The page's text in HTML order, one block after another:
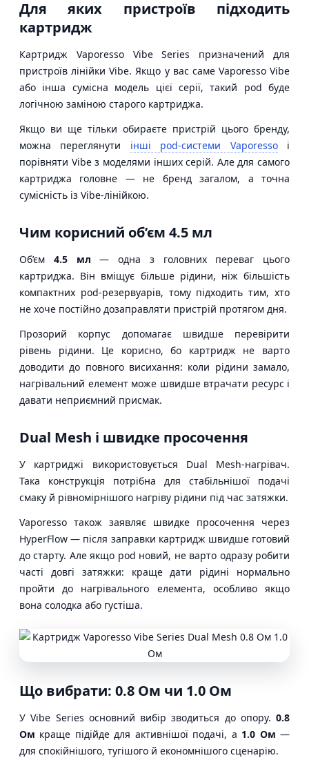
Для яких пристроїв підходить
картридж
Картридж Vaporesso Vibe Series призначений для
пристроїв лінійки Vibe. Якщо у вас саме Vaporesso Vibe
або інша сумісна модель цієї серії, такий pod буде
логічною заміною старого картриджа.
Якщо ви ще тільки обираєте пристрій цього бренду,
можна переглянути інші pod-системи Vaporessoі
порівняти Vibe з моделями інших серій. Але для самого
картриджа головне — не бренд загалом, а точна
сумісність із Vibe-лінійкою.
Чим корисний об’єм 4.5 мл
Об’єм 4.5 мл — одна з головних переваг цього
картриджа. Він вміщує більше рідини, ніж більшість
компактних pod-резервуарів, тому підходить тим, хто
не хоче постійно дозаправляти пристрій протягом дня.
Прозорий корпус допомагає швидше перевірити
рівень рідини. Це корисно, бо картридж не варто
доводити до повного висихання: коли рідини замало,
нагрівальний елемент може швидше втрачати ресурс і
давати неприємний присмак.
Dual Mesh і швидке просочення
У картриджі використовується Dual Mesh-нагрівач.
Така конструкція потрібна для стабільнішої подачі
смаку й рівномірнішого нагріву рідини під час затяжки.
Vaporesso також заявляє швидке просочення через
HyperFlow — після заправки картридж швидше готовий
до старту. Але якщо pod новий, не варто одразу робити
часті довгі затяжки: краще дати рідині нормально
пройти до нагрівального елемента, особливо якщо
вона солодка або густіша.
Що вибрати: 0.8 Ом чи 1.0 Ом
У Vibe Series основний вибір зводиться до опору. 0.8
Ом краще підійде для активнішої подачі, а 1.0 Ом —
для спокійнішого, тугішого й економнішого сценарію.